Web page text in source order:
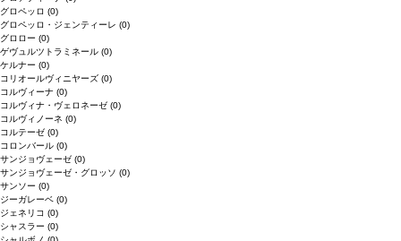
グロペッロ (0)
グロペッロ・ジェンティーレ (0)
グロロー (0)
ゲヴュルツトラミネール (0)
ケルナー (0)
コリオールヴィニヤーズ (0)
コルヴィーナ (0)
コルヴィナ・ヴェロネーゼ (0)
コルヴィノーネ (0)
コルテーゼ (0)
コロンバール (0)
サンジョヴェーゼ (0)
サンジョヴェーゼ・グロッソ (0)
サンソー (0)
ジーガレーベ (0)
ジェネリコ (0)
シャスラー (0)